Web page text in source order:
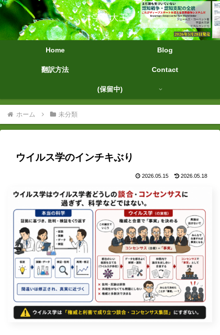
字幕大王
Home Blog
翻訳方法 Contact
(保留中)
ホーム 未分類
ウイルス学のインチキぶり
2026.05.15 2026.05.18